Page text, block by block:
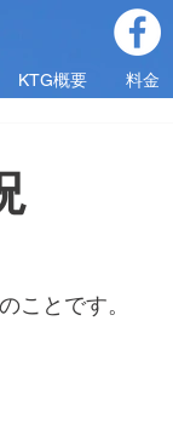
KTG概要 料金
ことです。